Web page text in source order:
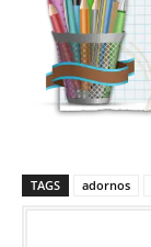
TAGS adornos